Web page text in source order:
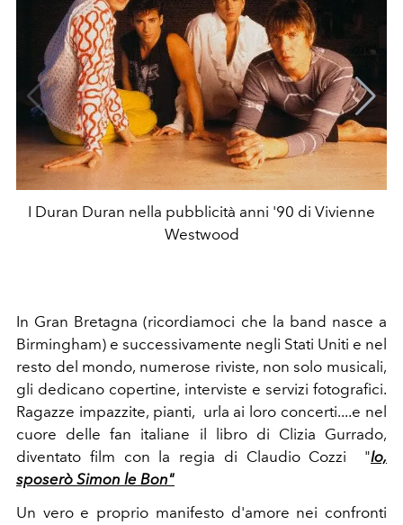
I Duran Duran nella pubblicità anni '90 di Vivienne
Westwood
In Gran Bretagna (ricordiamoci che la band nasce a
Birmingham) e successivamente negli Stati Uniti e nel
resto del mondo, numerose riviste, non solo musicali,
gli dedicano copertine, interviste e servizi fotografici.
Ragazze impazzite, pianti, urla ai loro concerti....e nel
cuore delle fan italiane il libro di Clizia Gurrado,
diventato film con la regia di Claudio Cozzi "Io,
sposerò Simon le Bon"
Un vero e proprio manifesto d'amore nei confronti